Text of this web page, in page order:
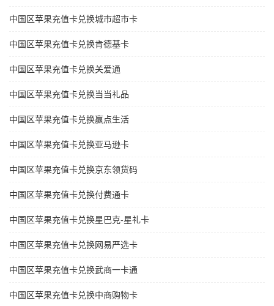
中国区苹果充值卡兑换城市超市卡
中国区苹果充值卡兑换肯德基卡
中国区苹果充值卡兑换关爱通
中国区苹果充值卡兑换当当礼品
中国区苹果充值卡兑换赢点生活
中国区苹果充值卡兑换亚马逊卡
中国区苹果充值卡兑换京东领货码
中国区苹果充值卡兑换付费通卡
中国区苹果充值卡兑换星巴克-星礼卡
中国区苹果充值卡兑换网易严选卡
中国区苹果充值卡兑换武商一卡通
中国区苹果充值卡兑换中商购物卡